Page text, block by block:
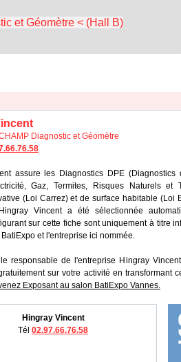
et Géomètre < (Hall B)
Diagnostic et Géomètre
assure les Diagnostics DPE (Diagnostics
Gaz, Termites, Risques Naturels et
(Loi Carrez) et de surface habitable (Loi
Vincent a été sélectionnée
sur cette fiche sont uniquement à titre
et l'entreprise ici nommée.
responsable de l'entreprise Hingray
sur votre activité en transformant
Exposant au salon BatiExpo Vannes.
Hingray Vincent
Tél 02.97.66.76.58